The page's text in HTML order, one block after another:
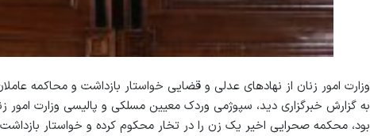
وزارت امور زنان از نهادهای عدلی و قضایی خواستار بازداشت و محاکمه
بود، محکمه صحرایی اخیر یک زن را در تخار محکوم کرده و خواستار